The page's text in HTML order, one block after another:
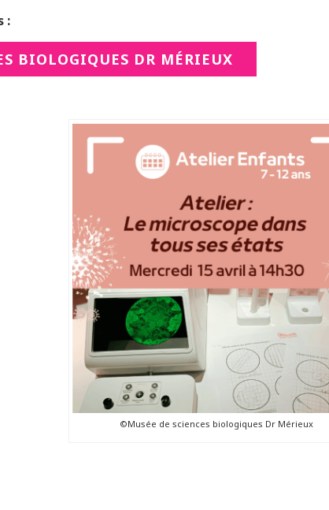
:
BIOLOGIQUES DR MÉRIEUX
©Musée de sciences biologiques Dr Mérieux